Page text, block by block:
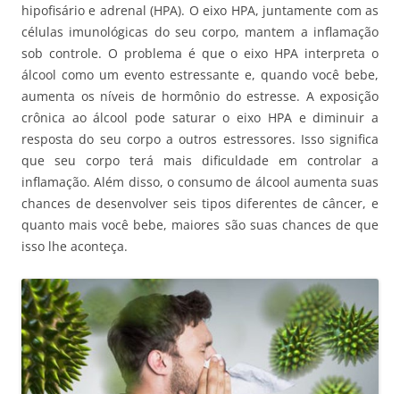
hipofisário e adrenal (HPA). O eixo HPA, juntamente com as
células imunológicas do seu corpo, mantem a inflamação
sob controle. O problema é que o eixo HPA interpreta o
álcool como um evento estressante e, quando você bebe,
aumenta os níveis de hormônio do estresse. A exposição
crônica ao álcool pode saturar o eixo HPA e diminuir a
resposta do seu corpo a outros estressores. Isso significa
que seu corpo terá mais dificuldade em controlar a
inflamação. Além disso, o consumo de álcool aumenta suas
chances de desenvolver seis tipos diferentes de câncer, e
quanto mais você bebe, maiores são suas chances de que
isso lhe aconteça.